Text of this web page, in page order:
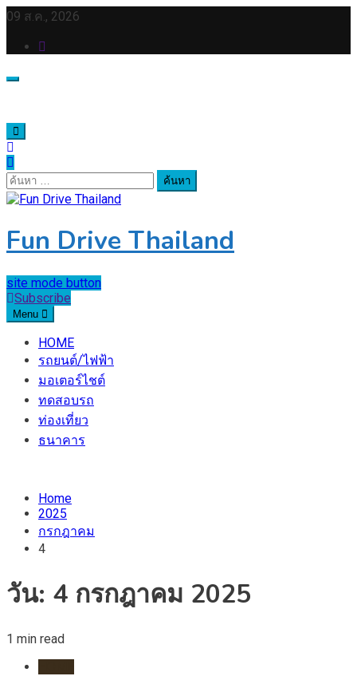
Skip
content
09 ส.ค., 2026
ค้นหา
สำหรับ:
Fun Drive Thailand
site mode button
Subscribe
Menu
HOME
รถยนต์/ไฟฟ้า
มอเตอร์ไชต์
ทดสอบรถ
ท่องเที่ยว
ธนาคาร
Home
2025
กรกฎาคม
4
วัน: 4 กรกฎาคม 2025
1 min read